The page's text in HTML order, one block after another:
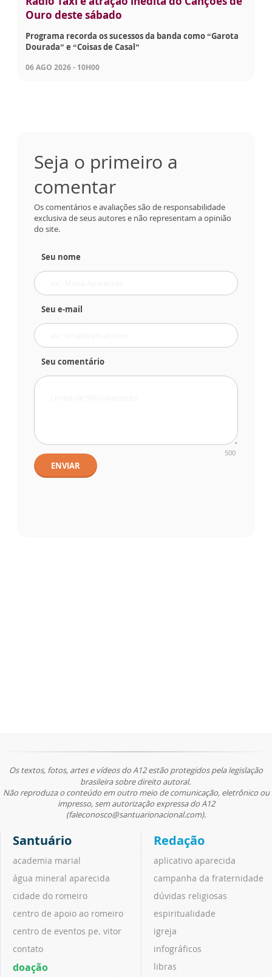
Ouro deste sábado
Programa recorda os sucessos da banda como “Garota
Dourada” e “Coisas de Casal”
06 AGO 2026 - 10H00
Seja o primeiro a
comentar
Os comentários e avaliações são de responsabilidade
exclusiva de seus autores e não representam a opinião
do site.
Seu nome
Seu e-mail
Seu comentário
500
ENVIAR
Os textos, fotos, artes e vídeos do A12 estão protegidos pela legislação
brasileira sobre direito autoral.
Não reproduza o conteúdo em outro meio de comunicação, eletrônico ou
impresso, sem autorização expressa do A12
(faleconosco@santuarionacional.com).
Santuário
academia marial
água mineral aparecida
cidade do romeiro
centro de apoio ao romeiro
centro de eventos pe. vitor
contato
doação
Redação
aplicativo aparecida
campanha da fraternidade
dúvidas religiosas
espiritualidade
igreja
infográficos
libras